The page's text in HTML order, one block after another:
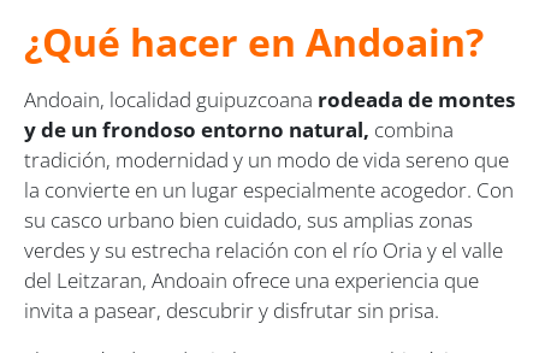
¿Qué hacer en Andoain?
Andoain, localidad guipuzcoana rodeada de montes
y de un frondoso entorno natural, combina
tradición, modernidad y un modo de vida sereno que
la convierte en un lugar especialmente acogedor. Con
su casco urbano bien cuidado, sus amplias zonas
verdes y su estrecha relación con el río Oria y el valle
del Leitzaran, Andoain ofrece una experiencia que
invita a pasear, descubrir y disfrutar sin prisa.